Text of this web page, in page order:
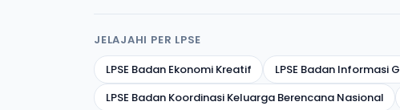
JELAJAHI PER LPSE
LPSE Badan Ekonomi Kreatif
LPSE Badan Informasi
LPSE Badan Koordinasi Keluarga Berencana Nasional